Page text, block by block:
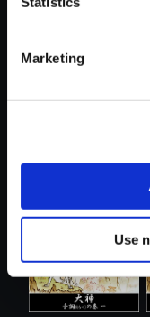
Marketing
Use
（しらべ）....